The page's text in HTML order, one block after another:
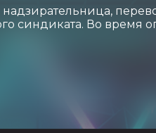
синдиката. Во время